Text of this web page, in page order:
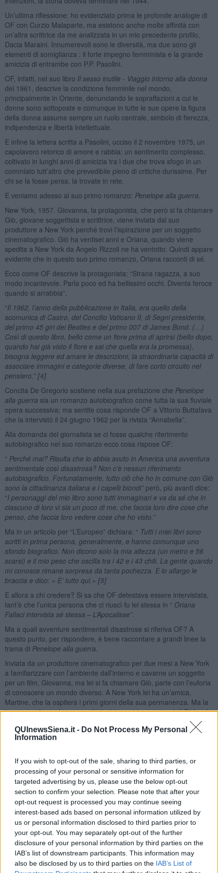
QUInewsSiena.it - Do Not Process My Personal
Information
If you wish to opt-out of the sale, sharing to third parties, or
processing of your personal or sensitive information for
targeted advertising by us, please use the below opt-out
section to confirm your selection. Please note that after your
opt-out request is processed you may continue seeing
interest-based ads based on personal information utilized by
us or personal information disclosed to third parties prior to
your opt-out. You may separately opt-out of the further
disclosure of your personal information by third parties on the
IAB’s list of downstream participants. This information may
also be disclosed by us to third parties on the IAB’s List of
Un’ultima riflessione: ho evidenziato prima le profonde analogie di
OF con Curzio Malaparte, ma esistono anche molte affinità con
un’altra scrittrice da me analizzata in un mio precedente profilo,
Dacia Maraini. Innumerevoli sono le diversità, ma due sono gli
elementi di somiglianza : il forte impegno femminista e la grande
amicizia di entrambe con P.P. Pasolini.
OF, infatti, nel suo libro Il sesso inutile - Viaggio intorno alla donna
del 1961, descrive la condizione femminile nel mondo,
principalmente in Oriente, denunciando le sopraffazioni a cui le
donne sono sottoposte e comunque in tutte le sue opere la figura
della donna assume sempre un ruolo centrale, simbolo di fierezza,
indipendenza e libertà intellettuale.
E infine la lettera scritta a Pasolini, ucciso il 2 novembre 1975, un
capolavoro retorico di amore e rabbia: un sentimento complesso,
coltivato in lunghi anni di amicizia tra i due che trova sfogo in un
commiato tutt’altro che prevedibile pieno di critiche durissime. Per
chi se la fosse persa, la trovate in rete.
E veniamo adesso al suo primo romanzo: Penelope alla guerra.
New York, 1957. Giovanna, la protagonista, che però si fa chiamare
Giò, giovane soggettista e scrittrice, viene inviata dal suo
produttore a New York perché trovi l’ispirazione per un soggetto
cinematografico. Giò ha ventisei anni e Oriana, quando viene
spedita a New York da Angelo Rizzoli ne ha ventotto. Quindi appare
evidente che in questo suo primo romanzo, Oriana racconti di sé.
Ecco come OF descrive la protagonista: “Strana ragazza, a suo
modo incantevole. Parla poco ed ha bellissimi occhi. Diventa feroce
quando si arrabbia”.
“Il 1962, l’anno della pubblicazione in Italia, era quello della
scomunica di Castro, del Concilio Vaticano II, di Segni presidente,
del primo 45 giri dei Beatles e del primo 007 di James Bond. (…)
Così di questo libro, bello come un fiore prima di aprirsi (bello dopo,
quando hai già visto il fiore e sai che quella era la promessa),
bisogna leggere ed amare le descrizioni, la straordinaria capacità di
associare immagini e categorie diverse, di fare corto circuito nel
pensiero.” [4]
Concita De Gregorio sostiene nella sua prefazione che Penelope
alla guerra sia un romanzo autobiografico come tutta la sua fluviale
opera successiva; ma sentite cosa risponde OF a Vittorio Buttafava
che la intervistò il 24 giugno 1962 per la rivista “Annabella”.
Alla domanda del giornalista se ci fosse qualche riferimento
autobiografico nel suo romanzo ecco cosa rispose OF:
“ Perché mai? Risulta che io abbia avuto in America una avventura
sentimentale così disastrosa? Non c’è nessun riferimento
autobiografico. Fortunatamente, tutto ciò che ho in comune con Giò
sono la cittadinanza italiana e i capelli biondi” però, più avanti dice:
“I personaggi del mio libro sono tutti immaginari e va da sé che in
ciascuno di loro vi sia un poco di me, che faccia loro dire cose che
penso, che faccia loro vedere cose che ho visto.”
Ma in un articolo per “L’Europeo” dichiara: “ Tutti i miei libri sono
scritti in prima persona, generalmente, e hanno comunque uno
sfondo biografico. Non dicono solo la mia altezza (un metro e 56
scarsi) e il mio peso che oscilla tra i 42 e i 43 chili. La gente quando
mi conosce rimane sorpresa da tanta pochezza. E io allargo le
braccia e dico: « E’ tutto qui.» [5]
E allora a chi credere? Si sa che OF detestava essere intervistata,
tant’è che l’unica persona che ci riuscì fu lei stessa in “ Oriana
Fallaci intervista sé stessa – L’Apocalisse”.
Ma a quali avventure sentimentali disastrose si riferiva OF? A
questo punto, per rispondere, è bene raccontare a grandi linee la
trama di Penelope alla guerra.
Inviata da un produttore cinematografico per due mesi a New York
a familiarizzare con l’ambiente dall’interno e cavarne un soggetto
per un film, Giovanna, ma lei si fa chiamare Giò, parte con l’euforia
di conoscere un mondo diverso. A New York lei ha un’amica,
Martine, che la ospiterà i primi giorni della sua permanenza. Ma la
trama gravita anche e soprattutto intorno ai personaggi di Richard
e Bill. Il primo incontrò Giò bambina in Italia, durante la guerra; era
un prigioniero americano fuggito dai campi di concentramento con
un suo amico Joseph che il padre di Giò nascose per un po’ di
infantile che scambiò per amore e restò sconvolta quando apprese
la notizia che Richard, una volta lasciata la casa, era stato ucciso
dai nazisti. Ma Giò è convinta che Richard sia ancora vivo e, infatti
a New York, si mette sulle sue tracce e casualmente lo incontra,
venendo così a scoprire che l’uomo ucciso era Joseph e non lui.
Anche l’uomo rimane sconcertato dallo scoprire che Giò è la
ragazzina che l’aveva ospitato molti anni prima. Così i due iniziano
a frequentarsi.
Martine, (un eccentrico personaggio ispirato alla baronessa Afdera
Franchetti, ex fidanzata di Henry Fonda) ha un fidanzato, Bill,
amico intimo di Richard con cui ha una relazione segreta. Richard e